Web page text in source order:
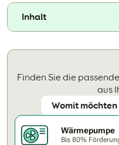
Inhalt
Finden Sie die
aus
Womit
Wärmepumpe
Bis 80%